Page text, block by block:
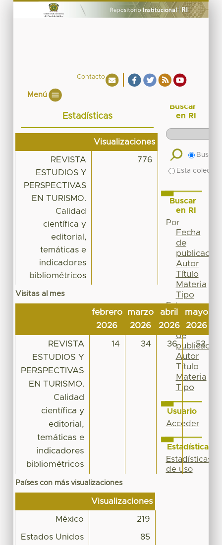
Contacto
Menú
Estadísticas
Visualizaciones
REVISTA
ESTUDIOS Y
PERSPECTIVAS
EN TURISMO.
Calidad
científica y
editorial,
temáticas e
indicadores
bibliométricos
776
Visitas al mes
febrero
2026
marzo
2026
abril
2026
mayo
2026
REVISTA
ESTUDIOS Y
PERSPECTIVAS
EN TURISMO.
Calidad
científica y
editorial,
temáticas e
indicadores
bibliométricos
14 34 36 53
Países con más visualizaciones
Visualizaciones
México 219
Estados Unidos 85
Buscar
en RI
Buscar
Esta
Buscar
en RI
Por
Fecha
de
publicación
Autor
Título
Materia
Tipo
Esta
colección
Fecha
de
publicación
Autor
Título
Materia
Tipo
Usuario
Acceder
Estadísticas
Estadísticas
de uso